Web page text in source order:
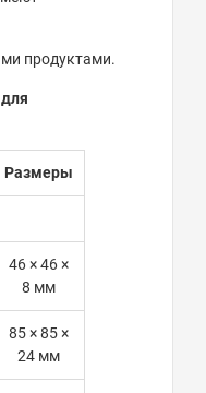
продуктами.
Размеры
46 × 46 ×
8 мм
85 × 85 ×
24 мм